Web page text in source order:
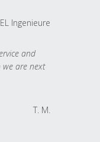
Ingenieure
and
are next
T. M.